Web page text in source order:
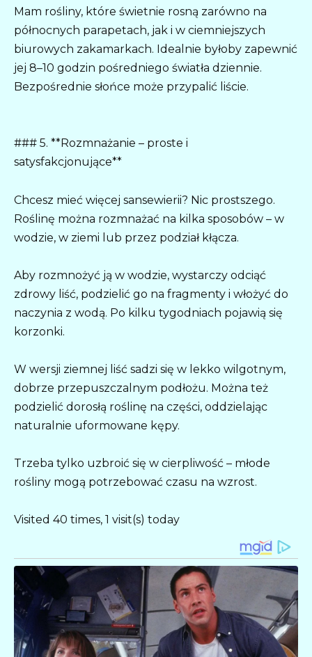
Mam rośliny, które świetnie rosną zarówno na
północnych parapetach, jak i w ciemniejszych
biurowych zakamarkach. Idealnie byłoby zapewnić
jej 8–10 godzin pośredniego światła dziennie.
Bezpośrednie słońce może przypalić liście.
### 5. **Rozmnażanie – proste i
satysfakcjonujące**
Chcesz mieć więcej sansewierii? Nic prostszego.
Roślinę można rozmnażać na kilka sposobów – w
wodzie, w ziemi lub przez podział kłącza.
Aby rozmnożyć ją w wodzie, wystarczy odciąć
zdrowy liść, podzielić go na fragmenty i włożyć do
naczynia z wodą. Po kilku tygodniach pojawią się
korzonki.
W wersji ziemnej liść sadzi się w lekko wilgotnym,
dobrze przepuszczalnym podłożu. Można też
podzielić dorosłą roślinę na części, oddzielając
naturalnie uformowane kępy.
Trzeba tylko uzbroić się w cierpliwość – młode
rośliny mogą potrzebować czasu na wzrost.
Visited 40 times, 1 visit(s) today